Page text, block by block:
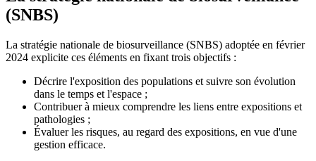
(SNBS)
La stratégie nationale de biosurveillance (SNBS) adoptée en février
2024 explicite ces éléments en fixant trois objectifs :
Décrire l'exposition des populations et suivre son évolution
dans le temps et l'espace ;
Contribuer à mieux comprendre les liens entre expositions et
pathologies ;
Évaluer les risques, au regard des expositions, en vue d'une
gestion efficace.